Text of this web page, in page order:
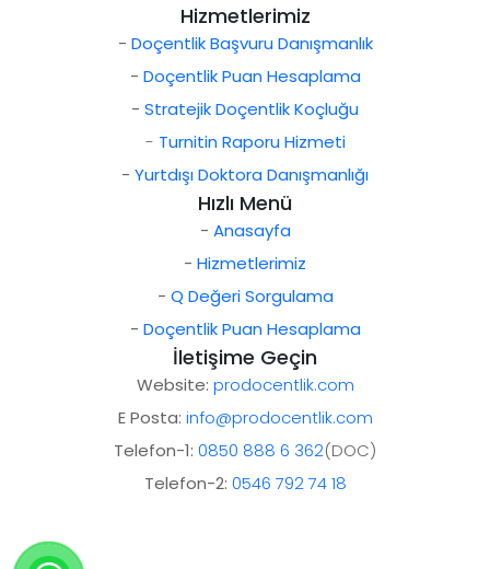
Hizmetlerimiz
- Doçentlik Başvuru Danışmanlık
- Doçentlik Puan Hesaplama
- Stratejik Doçentlik Koçluğu
- Turnitin Raporu Hizmeti
- Yurtdışı Doktora Danışmanlığı
Hızlı Menü
- Anasayfa
- Hizmetlerimiz
- Q Değeri Sorgulama
- Doçentlik Puan Hesaplama
İletişime Geçin
Website: prodocentlik.com
E Posta: info@prodocentlik.com
Telefon-1: 0850 888 6 362(DOC)
Telefon-2: 0546 792 74 18